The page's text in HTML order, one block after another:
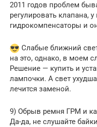
2011 годов проблем
регулировать клапана,
гидрокомпенсаторы и
Слабые ближний
на это, однако, в моем
Решение — купить и
лампочки. А свет
лечится заменой.
9) Обрыв ремня ГРМ и
Да-да, не слушайте